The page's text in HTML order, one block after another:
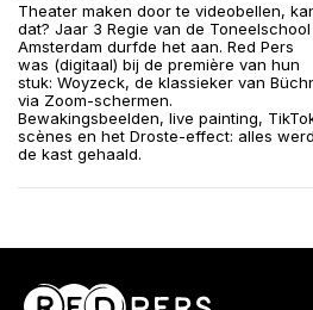
Theater maken door te videobellen,
dat? Jaar 3 Regie van de Toneelschool
Amsterdam durfde het aan. Red Pers
was (digitaal) bij de première van hun
stuk: Woyzeck, de klassieker van
via Zoom-schermen.
Bewakingsbeelden, live painting,
scènes en het Droste-effect: alles
de kast gehaald.